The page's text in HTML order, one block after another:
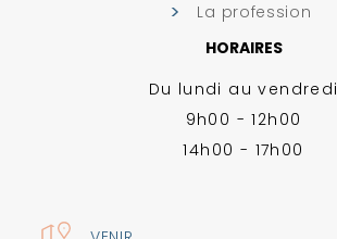
La profession
HORAIRES
Du lundi au vendredi
9h00 - 12h00
14h00 - 17h00